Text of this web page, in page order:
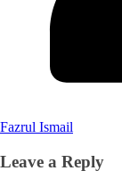
Fazrul Ismail
Leave a Reply